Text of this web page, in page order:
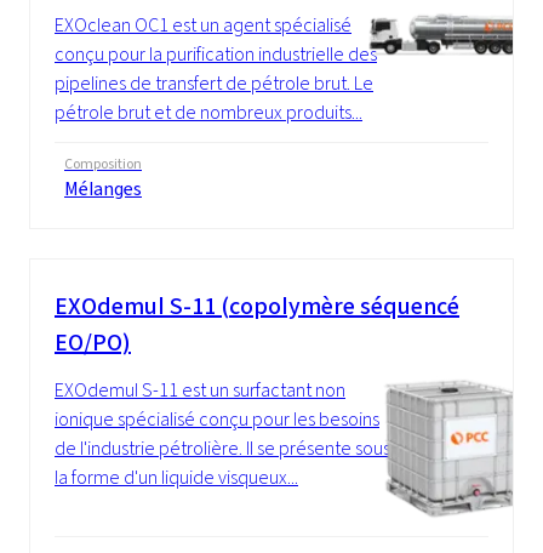
EXOclean OC1 est un agent spécialisé
conçu pour la purification industrielle des
pipelines de transfert de pétrole brut. Le
pétrole brut et de nombreux produits...
Composition
Mélanges
EXOdemul S-11 (copolymère séquencé
EO/PO)
EXOdemul S-11 est un surfactant non
ionique spécialisé conçu pour les besoins
de l'industrie pétrolière. Il se présente sous
la forme d'un liquide visqueux...